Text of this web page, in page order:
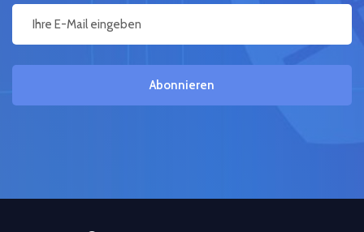
Abonnieren